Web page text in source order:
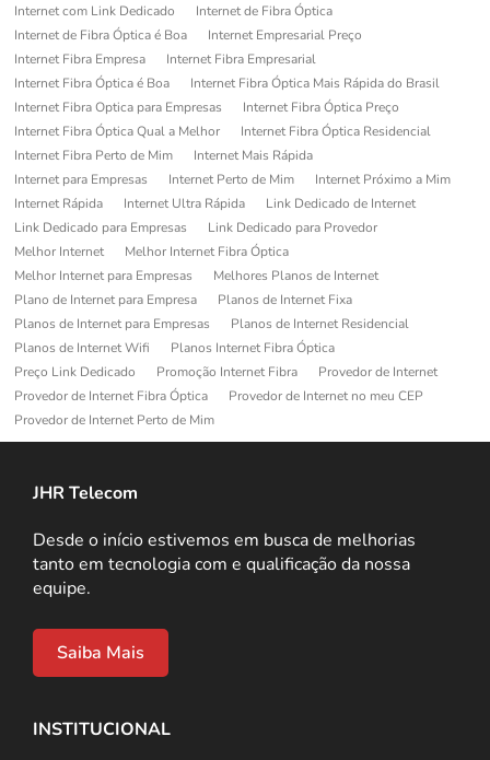
Internet com Link Dedicado
Internet de Fibra Óptica
Internet de Fibra Óptica é Boa
Internet Empresarial Preço
Internet Fibra Empresa
Internet Fibra Empresarial
Internet Fibra Óptica é Boa
Internet Fibra Óptica Mais Rápida do Brasil
Internet Fibra Optica para Empresas
Internet Fibra Óptica Preço
Internet Fibra Óptica Qual a Melhor
Internet Fibra Óptica Residencial
Internet Fibra Perto de Mim
Internet Mais Rápida
Internet para Empresas
Internet Perto de Mim
Internet Próximo a Mim
Internet Rápida
Internet Ultra Rápida
Link Dedicado de Internet
Link Dedicado para Empresas
Link Dedicado para Provedor
Melhor Internet
Melhor Internet Fibra Óptica
Melhor Internet para Empresas
Melhores Planos de Internet
Plano de Internet para Empresa
Planos de Internet Fixa
Planos de Internet para Empresas
Planos de Internet Residencial
Planos de Internet Wifi
Planos Internet Fibra Óptica
Preço Link Dedicado
Promoção Internet Fibra
Provedor de Internet
Provedor de Internet Fibra Óptica
Provedor de Internet no meu CEP
Provedor de Internet Perto de Mim
JHR Telecom
Desde o início estivemos em busca de melhorias
tanto em tecnologia com e qualificação da nossa
equipe.
Saiba Mais
INSTITUCIONAL